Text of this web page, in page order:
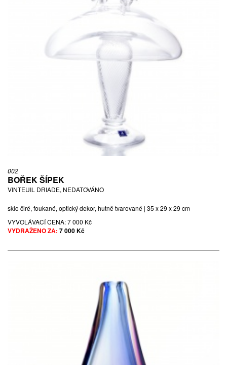
002
BOŘEK ŠÍPEK
VINTEUIL DRIADE, NEDATOVÁNO
sklo čiré, foukané, optický dekor, hutně tvarované | 35 x 29 x 29 cm
VYVOLÁVACÍ CENA:7 000 Kč
VYDRAŽENO ZA: 7 000 Kč